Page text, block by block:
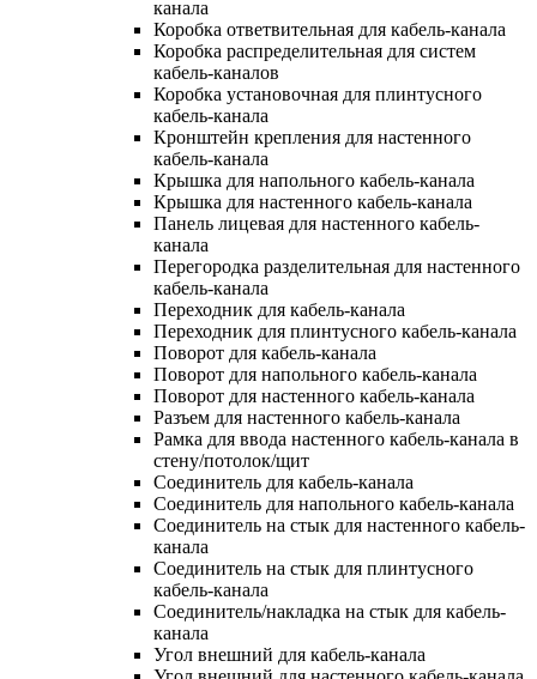
канала
Коробка ответвительная для кабель-канала
Коробка распределительная для систем
кабель-каналов
Коробка установочная для плинтусного
кабель-канала
Кронштейн крепления для настенного
кабель-канала
Крышка для напольного кабель-канала
Крышка для настенного кабель-канала
Панель лицевая для настенного кабель-
канала
Перегородка разделительная для настенного
кабель-канала
Переходник для кабель-канала
Переходник для плинтусного кабель-канала
Поворот для кабель-канала
Поворот для напольного кабель-канала
Поворот для настенного кабель-канала
Разъем для настенного кабель-канала
Рамка для ввода настенного кабель-канала в
стену/потолок/щит
Соединитель для кабель-канала
Соединитель для напольного кабель-канала
Соединитель на стык для настенного кабель-
канала
Соединитель на стык для плинтусного
кабель-канала
Соединитель/накладка на стык для кабель-
канала
Угол внешний для кабель-канала